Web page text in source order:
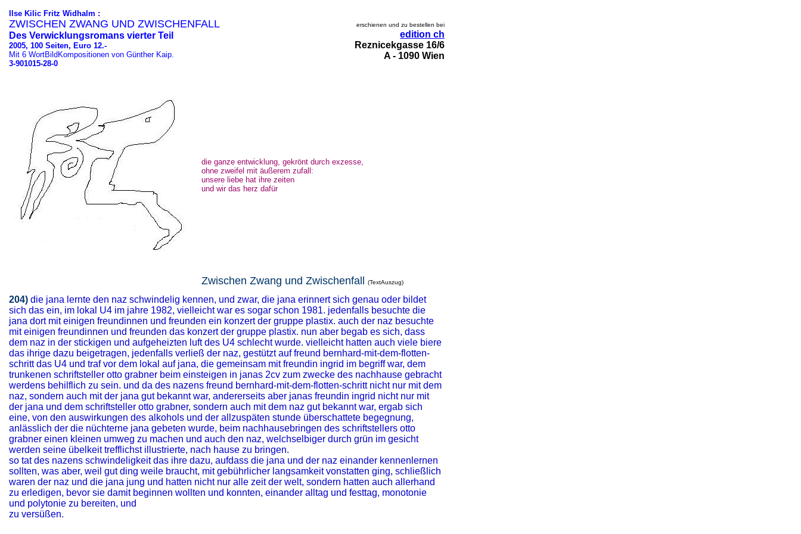
Ilse Kilic Fritz Widhalm :
ZWISCHEN ZWANG UND ZWISCHENFALL
Des Verwicklungsromans vierter Teil
2005, 100 Seiten, Euro 12.-
Mit 6 WortBildKompositionen von Günther Kaip.
3-901015-28-0
erschienen und zu bestellen bei
edition ch
Reznicekgasse 16/6
A - 1090 Wien
die ganze entwicklung, gekrönt durch exzesse,
ohne zweifel mit äußerem zufall:
unsere liebe hat ihre zeiten
und wir das herz dafür
Zwischen Zwang und Zwischenfall (TextAuszug)
204) die jana lernte den naz schwindelig kennen, und zwar, die jana erinnert sich genau oder bildet
sich das ein, im lokal U4 im jahre 1982, vielleicht war es sogar schon 1981. jedenfalls besuchte die
jana dort mit einigen freundinnen und freunden ein konzert der gruppe plastix. auch der naz besuchte
mit einigen freundinnen und freunden das konzert der gruppe plastix. nun aber begab es sich, dass
dem naz in der stickigen und aufgeheizten luft des U4 schlecht wurde. vielleicht hatten auch viele biere
das ihrige dazu beigetragen, jedenfalls verließ der naz, gestützt auf freund bernhard-mit-dem-flotten-
schritt das U4 und traf vor dem lokal auf jana, die gemeinsam mit freundin ingrid im begriff war, dem
trunkenen schriftsteller otto grabner beim einsteigen in janas 2cv zum zwecke des nachhause gebracht
werdens behilflich zu sein. und da des nazens freund bernhard-mit-dem-flotten-schritt nicht nur mit dem
naz, sondern auch mit der jana gut bekannt war, andererseits aber janas freundin ingrid nicht nur mit
der jana und dem schriftsteller otto grabner, sondern auch mit dem naz gut bekannt war, ergab sich
eine, von den auswirkungen des alkohols und der allzuspäten stunde überschattete begegnung,
anlässlich der die nüchterne jana gebeten wurde, beim nachhausebringen des schriftstellers otto
grabner einen kleinen umweg zu machen und auch den naz, welchselbiger durch grün im gesicht
werden seine übelkeit trefflichst illustrierte, nach hause zu bringen.
so tat des nazens schwindeligkeit das ihre dazu, aufdass die jana und der naz einander kennenlernen
sollten, was aber, weil gut ding weile braucht, mit gebührlicher langsamkeit vonstatten ging, schließlich
waren der naz und die jana jung und hatten nicht nur alle zeit der welt, sondern hatten auch allerhand
zu erledigen, bevor sie damit beginnen wollten und konnten, einander alltag und festtag, monotonie
und polytonie zu bereiten, und
zu versüßen.